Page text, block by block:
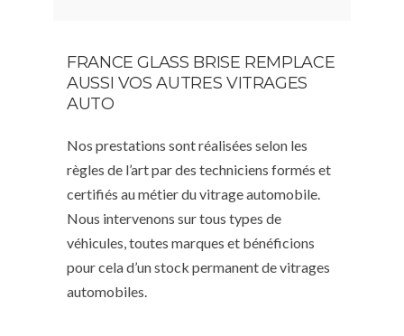
FRANCE GLASS BRISE REMPLACE
AUSSI VOS AUTRES VITRAGES
AUTO
Nos prestations sont réalisées selon les
règles de l’art par des techniciens formés et
certifiés au métier du vitrage automobile.
Nous intervenons sur tous types de
véhicules, toutes marques et bénéficions
pour cela d’un stock permanent de vitrages
automobiles.